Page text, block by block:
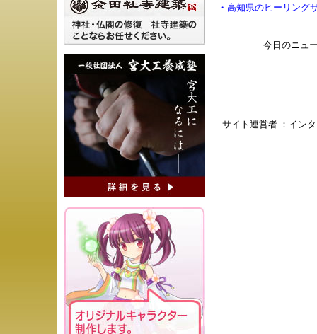
・ 高知県のヒーリング
今日のニュ
サイト運営者 ： イン